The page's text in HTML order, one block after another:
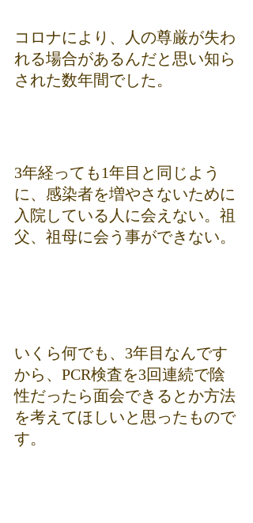
コロナにより、人の尊厳が失わ
れる場合があるんだと思い知ら
された数年間でした。
3年経っても1年目と同じよう
に、感染者を増やさないために
入院している人に会えない。祖
父、祖母に会う事ができない。
いくら何でも、3年目なんです
から、PCR検査を3回連続で陰
性だったら面会できるとか方法
を考えてほしいと思ったもので
す。